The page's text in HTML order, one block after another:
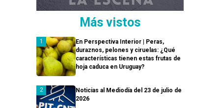
Más vistos
En Perspectiva Interior | Peras,
duraznos, pelones y ciruelas: ¿Qué
características tienen estas frutas de
hoja caduca en Uruguay?
Noticias al Mediodía del 23 de julio de
2026